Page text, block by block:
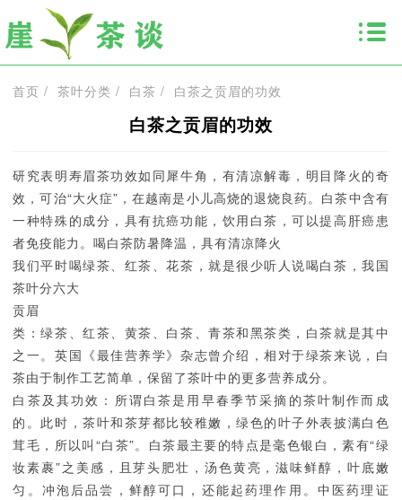
首页 /茶叶分类 / 白茶 / 白茶之贡眉的功效
白茶之贡眉的功效
研究表明寿眉茶功效如同犀牛角，有清凉解毒，明目降火的奇
效，可治“大火症”，在越南是小儿高烧的退烧良药。白茶中含有
一种特殊的成分，具有抗癌功能，饮用白茶，可以提高肝癌患
者免疫能力。喝白茶防暑降温，具有清凉降火
我们平时喝绿茶、红茶、花茶，就是很少听人说喝白茶，我国
茶叶分六大
贡眉
类：绿茶、红茶、黄茶、白茶、青茶和黑茶类，白茶就是其中
之一。英国《最佳营养学》杂志曾介绍，相对于绿茶来说，白
茶由于制作工艺简单，保留了茶叶中的更多营养成分。
白茶及其功效：所谓白茶是用早春季节采摘的茶叶制作而成
的。此时，茶叶和茶芽都比较稚嫩，绿色的叶子外表披满白色
茸毛，所以叫“白茶”。白茶最主要的特点是毫色银白，素有“绿
妆素裹”之美感，且芽头肥壮，汤色黄亮，滋味鲜醇，叶底嫩
匀。冲泡后品尝，鲜醇可口，还能起药理作用。中医药理证